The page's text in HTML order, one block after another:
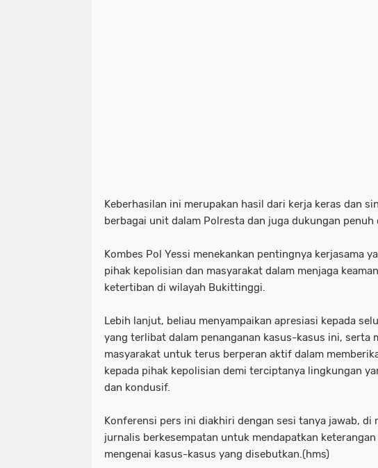
Keberhasilan ini merupakan hasil dari kerja keras dan
berbagai unit dalam Polresta dan juga dukungan penuh
Kombes Pol Yessi menekankan pentingnya kerjasama
pihak kepolisian dan masyarakat dalam menjaga
ketertiban di wilayah Bukittinggi.
Lebih lanjut, beliau menyampaikan apresiasi kepada
yang terlibat dalam penanganan kasus-kasus ini, serta
masyarakat untuk terus berperan aktif dalam
kepada pihak kepolisian demi terciptanya lingkungan
dan kondusif.
Konferensi pers ini diakhiri dengan sesi tanya jawab, di
jurnalis berkesempatan untuk mendapatkan
mengenai kasus-kasus yang disebutkan.(hms)